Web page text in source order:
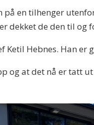
en tilhenger
dekket de den til og
Ketil Hebnes. Han
og at det nå er tatt